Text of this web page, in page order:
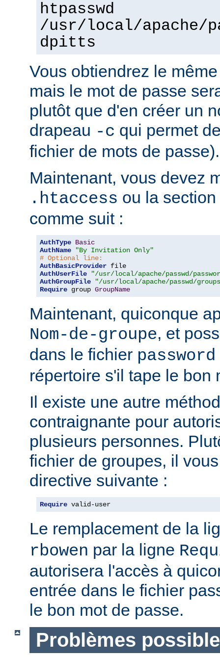
htpasswd
/usr/local/apache/
dpitts
Vous obtiendrez le
mais le mot de passe
plutôt que d'en créer un
drapeau -c qui permet
fichier de mots de
Maintenant, vous devez
.htaccess ou la section
comme suit :
AuthType Basic
AuthName
"By Invitation Only"
# Optional line:
AuthBasicProvider
AuthUserFile
"/usr/local/apache/passwd/
AuthGroupFile
"/usr/local/apache/passwd/
Require group GroupName
Maintenant, quiconque
Nom-de-groupe, et
dans le fichier password
répertoire s'il tape le bon
Il existe une autre
contraignante pour
plusieurs personnes.
fichier de groupes, il
directive suivante :
Require valid-user
Le remplacement de la
rbowen par la ligne
autorisera l'accès à
entrée dans le fichier
le bon mot de passe.
Problèmes